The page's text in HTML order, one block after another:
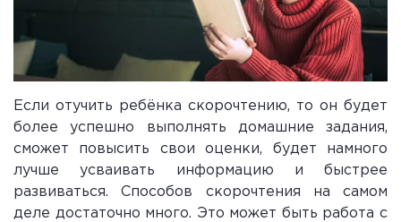
Если отучить ребёнка скорочтению, то он будет
более успешно выполнять домашние задания,
сможет повысить свои оценки, будет намного
лучше усваивать информацию и быстрее
развиваться. Способов скорочтения на самом
деле достаточно много. Это может быть работа с